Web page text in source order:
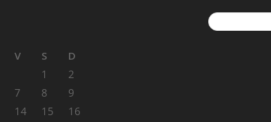
V S
D
1
2
7 8
9
14 15
16